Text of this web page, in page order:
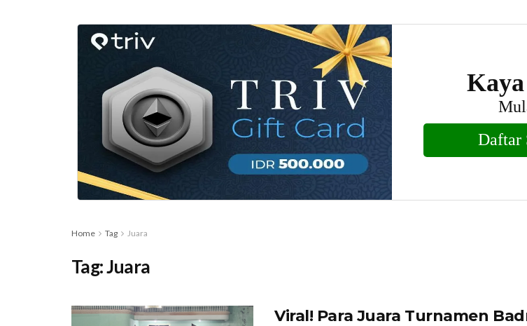
Home Tag Juara
Tag:Juara
Viral! Para Juara Turnamen